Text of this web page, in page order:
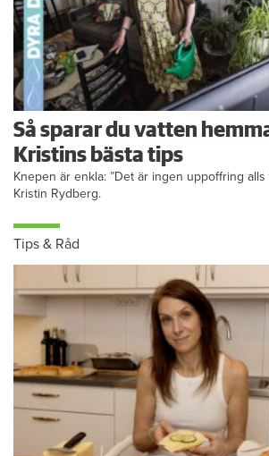
Så sparar du vatten
Kristins bästa tips
Knepen är enkla: ”Det är ingen uppoffring alls
Kristin Rydberg.
Tips & Råd